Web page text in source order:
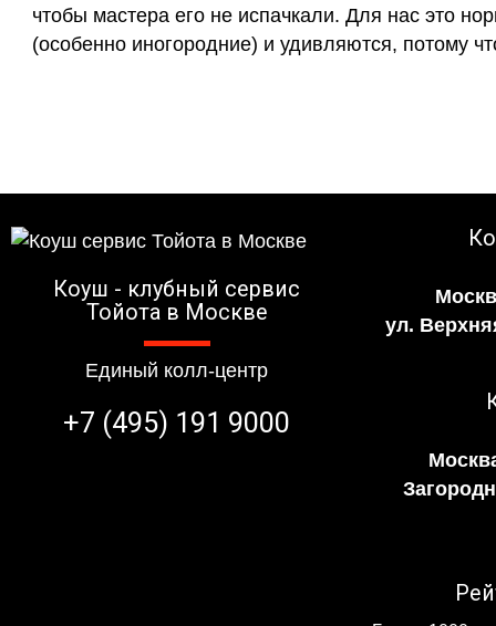
чтобы мастера его не испачкали. Для нас это
(особенно иногородние) и удивляются, потому
Коуш - клубный сервис
Тойота в Москве
Единый колл-центр
+7 (495) 191 9000
ул.